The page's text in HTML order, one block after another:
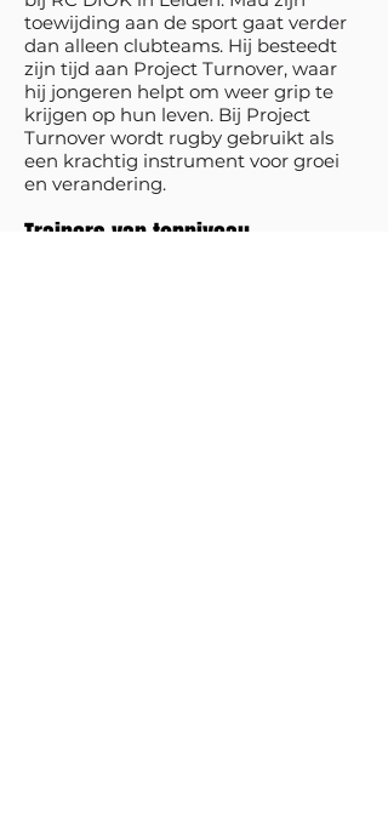
toewijding aan de sport gaat verder
dan alleen clubteams. Hij besteedt
zijn tijd aan Project Turnover, waar
hij jongeren helpt om weer grip te
krijgen op hun leven. Bij Project
Turnover wordt rugby gebruikt als
een krachtig instrument voor groei
en verandering.
Trainers van topniveau